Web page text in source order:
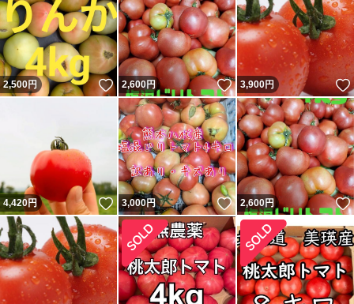
2,500円 いいね！
2,600円 いいね！
3,900円
4,420円 いいね！
3,000円 いいね！
2,600円